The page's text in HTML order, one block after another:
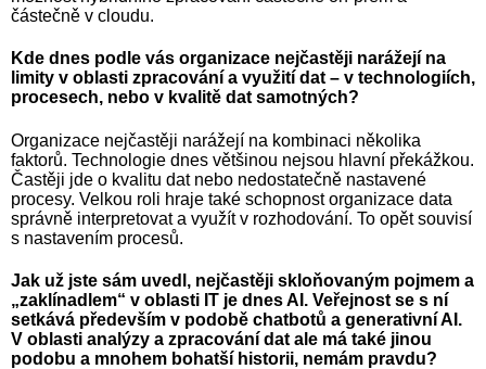
částečně v cloudu.
Kde dnes podle vás organizace nejčastěji narážejí na
limity v oblasti zpracování a využití dat – v technologiích,
procesech, nebo v kvalitě dat samotných?
Organizace nejčastěji narážejí na kombinaci několika
faktorů. Technologie dnes většinou nejsou hlavní překážkou.
Častěji jde o kvalitu dat nebo nedostatečně nastavené
procesy. Velkou roli hraje také schopnost organizace data
správně interpretovat a využít v rozhodování. To opět souvisí
s nastavením procesů.
Jak už jste sám uvedl, nejčastěji skloňovaným pojmem a
„zaklínadlem“ v oblasti IT je dnes AI. Veřejnost se s ní
setkává především v podobě chatbotů a generativní AI.
V oblasti analýzy a zpracování dat ale má také jinou
podobu a mnohem bohatší historii, nemám pravdu?